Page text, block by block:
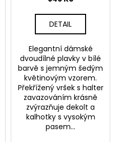
DETAIL
Elegantní dámské
dvoudílné plavky v bílé
barvě s jemným šedým
květinovým vzorem.
Překřížený vršek s halter
zavazováním krásně
zvýrazňuje dekolt a
kalhotky s vysokým
pasem...